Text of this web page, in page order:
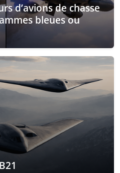
d’avions de chasse
bleues ou